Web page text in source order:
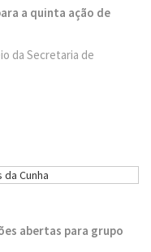
a quinta ação de
da Secretaria de
abertas para grupo